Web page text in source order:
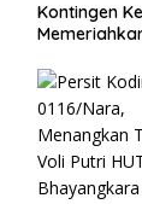
Kontingen